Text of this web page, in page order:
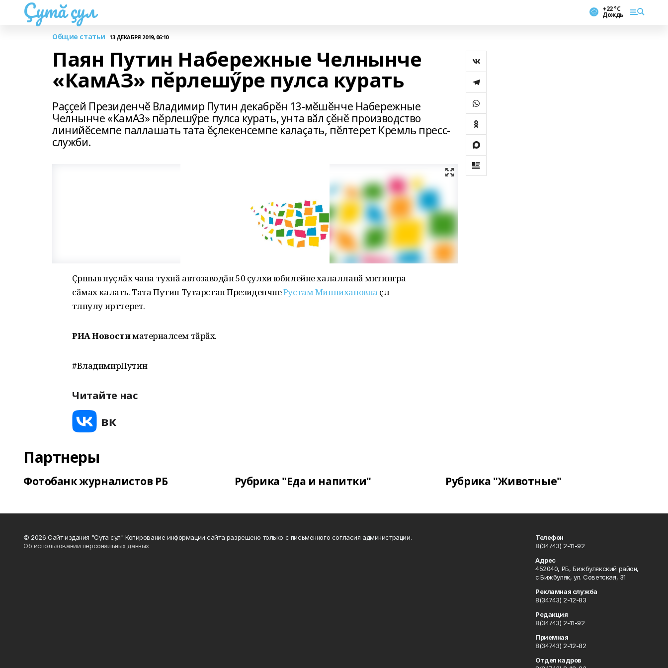
Çутă çул +22 °С
Дождь
Общие статьи 13 ДЕКАБРЯ 2019, 06:10
Паян Путин Набережные Челнынче
«КамАЗ» пӗрлешӳре пулса курать
Раççей Президенчӗ Владимир Путин декабрӗн 13-мӗшӗнче Набережные
Челнынче «КамАЗ» пӗрлешӳре пулса курать, унта вӑл çӗнӗ производство
линийӗсемпе паллашать тата ӗçлекенсемпе калаçать, пӗлтерет Кремль пресс-
служби.
Çӗршыв пуçлӑхӗ чапа тухнӑ автозаводӑн 50 çулхи юбилейне халалланӑ митингра
сӑмах калать. Тата Путин Тутарстан ПрезиденчӗпеРустам Миннихановпа ӗçлӗ
тӗлпулу ирттерет.
РИА Новостиматериалӗсем тӑрӑх.
#ВладимирПутин
Читайте нас
Партнеры
Фотобанк журналистов РБ Рубрика "Еда и напитки" Рубрика "Животные"
© 2026 Сайт издания "Сута сул" Копирование информации сайта разрешено только с письменного согласия администрации.
Об использовании персональных данных
Телефон
8(34743) 2-11-92
Адрес
452040, РБ, Бижбулякский район,
с.Бижбуляк, ул. Советская, 31
Рекламная служба
8(34743) 2-12-83
Редакция
8(34743) 2-11-92
Приемная
8(34743) 2-12-82
Отдел кадров